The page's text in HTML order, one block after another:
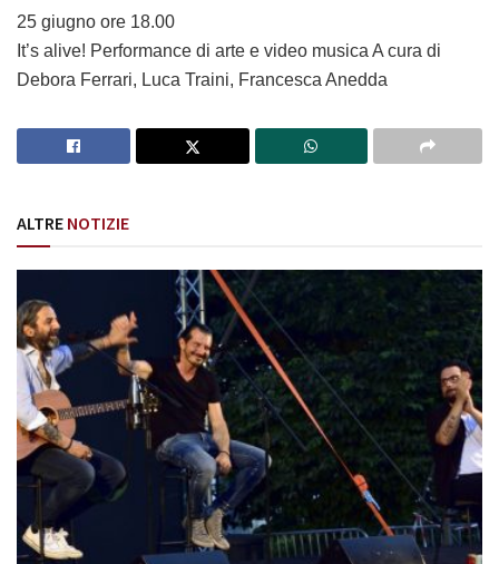
25 giugno ore 18.00
It’s alive! Performance di arte e video musica A cura di
Debora Ferrari, Luca Traini, Francesca Anedda
ALTRE NOTIZIE